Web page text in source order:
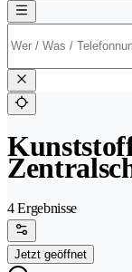
4 Ergebnisse
Jetzt geöffnet